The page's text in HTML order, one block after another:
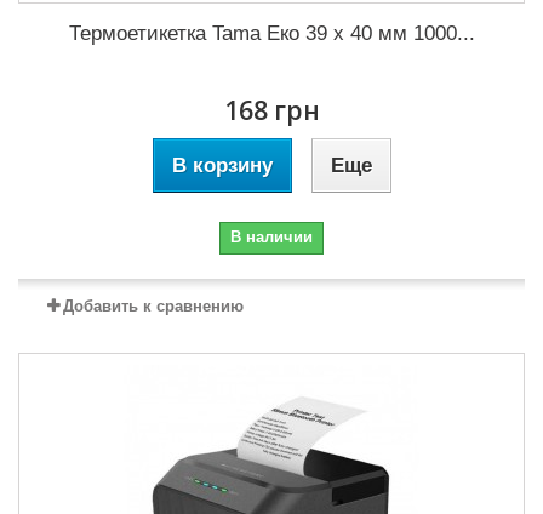
Термоетикетка Tama Еко 39 x 40 мм 1000...
168 грн
В корзину Еще
В наличии
Добавить к сравнению